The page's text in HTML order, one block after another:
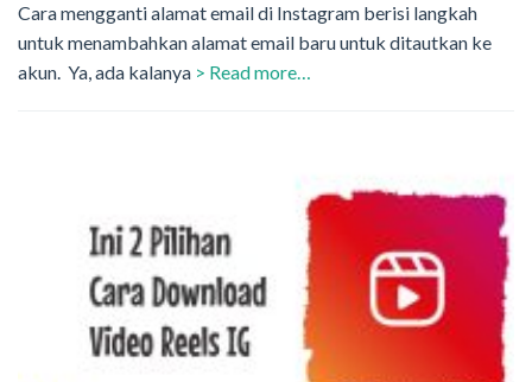
Cara mengganti alamat email di Instagram berisi langkah
untuk menambahkan alamat email baru untuk ditautkan ke
akun. Ya, ada kalanya > Read more…